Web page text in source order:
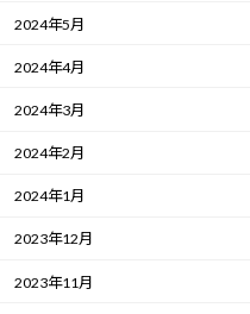
2024年5月
2024年4月
2024年3月
2024年2月
2024年1月
2023年12月
2023年11月